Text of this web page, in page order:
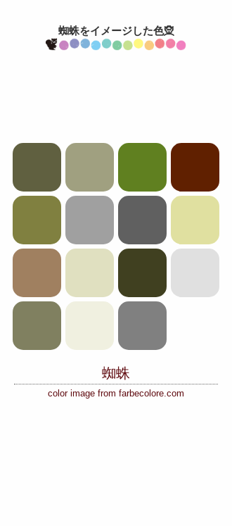
蜘蛛をイメージした色🧝
蜘蛛
color image from farbecolore.com